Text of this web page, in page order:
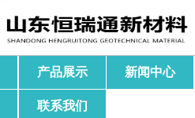
产品展示 新闻中心
联系我们